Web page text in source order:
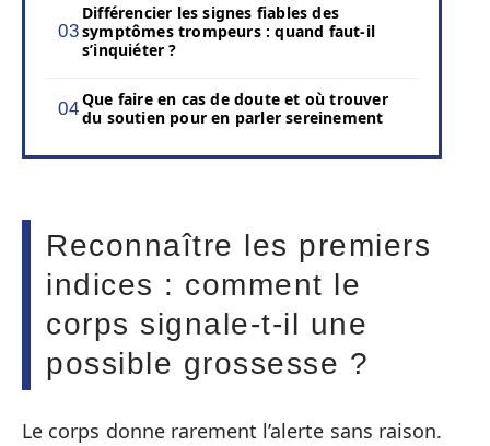
Différencier les signes fiables des
symptômes trompeurs : quand faut-il
s’inquiéter ?
Que faire en cas de doute et où trouver
du soutien pour en parler sereinement
Reconnaître les premiers
indices : comment le
corps signale-t-il une
possible grossesse ?
Le corps donne rarement l’alerte sans raison.